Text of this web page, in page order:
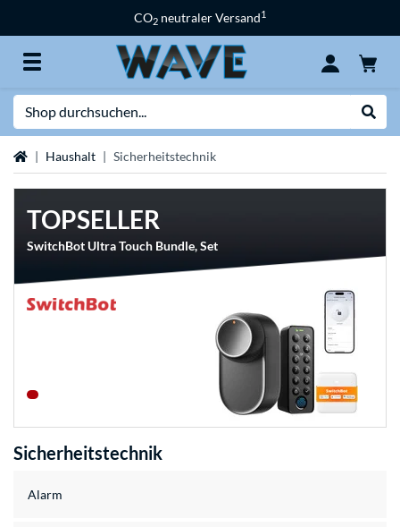
CO2 neutraler Versand1
StartseiteHaushalt Sicherheitstechnik
TOPSELLER
SwitchBot Ultra Touch Bundle, Set
Sicherheitstechnik
Alarm